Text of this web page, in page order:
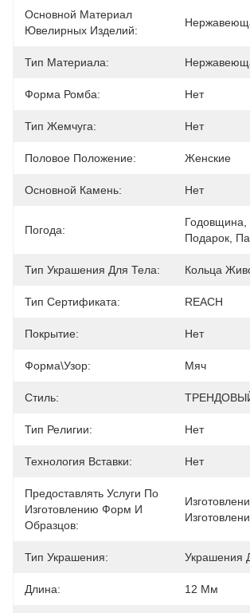
Основной Материал
Ювелирных Изделий:
Тип Материала:
Форма Ромба: Нет
Тип Жемчуга: Нет
Половое Положение: Женские
Основной Камень: Нет
Погода:
Годовщина,
Подарок,
Тип Украшения Для Тела: Кольца
Тип Сертификата: REACH
Покрытие: Нет
Форма\узор: Мяч
Стиль:
Тип Религии: Нет
Технология Вставки: Нет
Предоставлять Услуги По
Изготовлению Форм И
Образцов:
Тип Украшения: Украшения
Длина: 12 Мм